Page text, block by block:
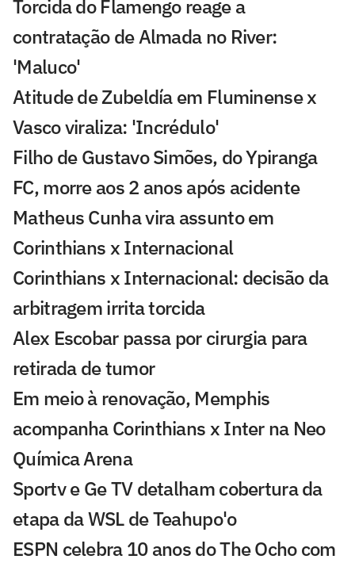
Torcida do Flamengo reage a
contratação de Almada no River:
'Maluco'
Atitude de Zubeldía em Fluminense x
Vasco viraliza: 'Incrédulo'
Filho de Gustavo Simões, do Ypiranga
FC, morre aos 2 anos após acidente
Matheus Cunha vira assunto em
Corinthians x Internacional
Corinthians x Internacional: decisão da
arbitragem irrita torcida
Alex Escobar passa por cirurgia para
retirada de tumor
Em meio à renovação, Memphis
acompanha Corinthians x Inter na Neo
Química Arena
Sportv e Ge TV detalham cobertura da
etapa da WSL de Teahupo'o
ESPN celebra 10 anos do The Ocho com